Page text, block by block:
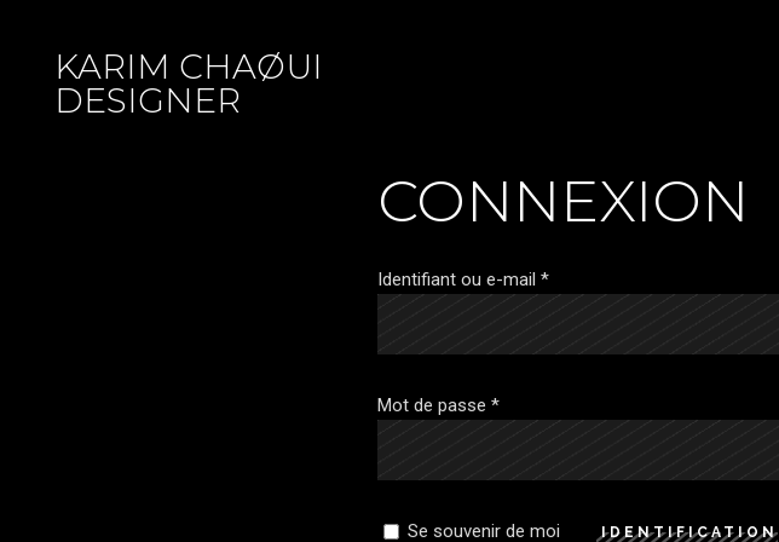
KARIM CHAØUI
DESIGNER
CONNEXION
Identifiant ou e-mail *
Mot de passe *
Se souvenir de moi IDENTIFICATION